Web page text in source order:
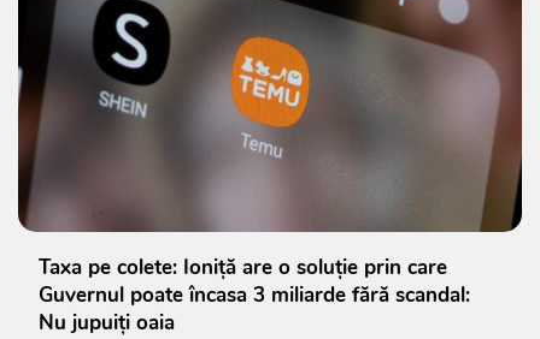
Taxa pe colete: Ioniță are o soluție prin care
Guvernul poate încasa 3 miliarde fără scandal:
Nu jupuiți oaia